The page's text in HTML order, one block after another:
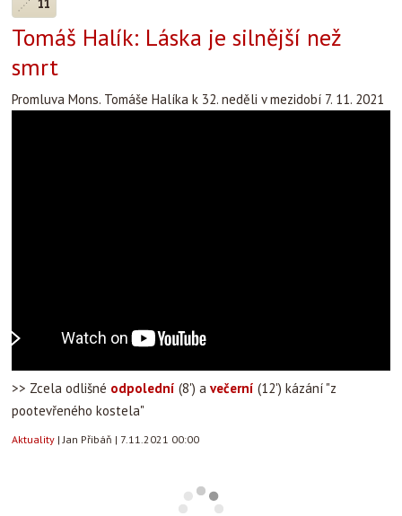
Tomáš Halík: Láska je silnější než
smrt
Promluva Mons. Tomáše Halíka k 32. neděli v mezidobí 7. 11. 2021
>> Zcela odlišné odpolední (8') a večerní (12') kázání "z
pootevřeného kostela"
Aktuality |Jan Přibáň | 7.11.2021 00:00